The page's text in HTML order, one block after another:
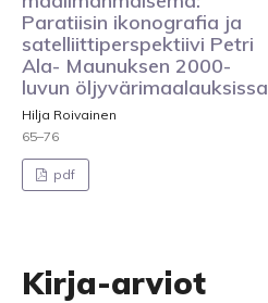
Paratiisin ikonografia ja
satelliittiperspektiivi Petri
Ala- Maunuksen 2000-
luvun öljyvärimaalauksissa
Hilja Roivainen
65–76
pdf
Kirja-arviot